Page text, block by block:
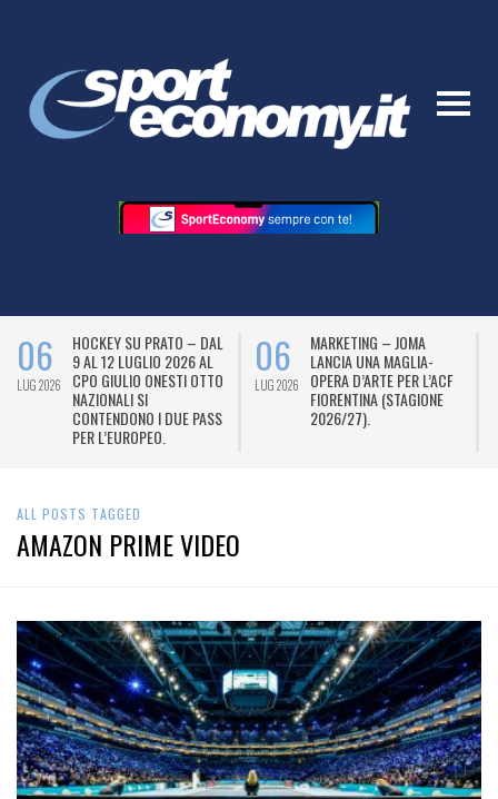
06
LUG 2026
HOCKEY SU PRATO – DAL
9 AL 12 LUGLIO 2026 AL
CPO GIULIO ONESTI OTTO
NAZIONALI SI
CONTENDONO I DUE PASS
PER L’EUROPEO.
06
LUG 2026
MARKETING – JOMA
LANCIA UNA MAGLIA-
OPERA D’ARTE PER L’ACF
FIORENTINA (STAGIONE
2026/27).
ALL POSTS TAGGED
AMAZON PRIME VIDEO